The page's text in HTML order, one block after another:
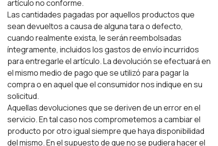
artículo no conforme.
Las cantidades pagadas por aquellos productos que
sean devueltos a causa de alguna tara o defecto,
cuando realmente exista, le serán reembolsadas
íntegramente, incluidos los gastos de envío incurridos
para entregarle el artículo. La devolución se efectuará en
el mismo medio de pago que se utilizó para pagar la
compra o en aquel que el consumidor nos indique en su
solicitud.
Aquellas devoluciones que se deriven de un error en el
servicio. En tal caso nos comprometemos a cambiar el
producto por otro igual siempre que haya disponibilidad
del mismo. En el supuesto de que no se pudiera hacer el